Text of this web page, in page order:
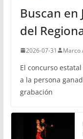
Buscan en
del
2026-07-31 Marco
El concurso estatal
a la persona
grabación